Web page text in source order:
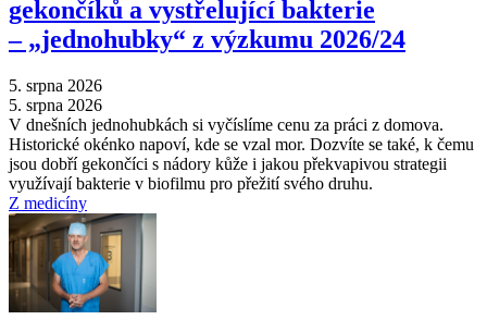
gekončíků a vystřelující bakterie
–⁠ „jednohubky“ z výzkumu 2026/24
5. srpna 2026
5. srpna 2026
V dnešních jednohubkách si vyčíslíme cenu za práci z domova.
Historické okénko napoví, kde se vzal mor. Dozvíte se také, k čemu
jsou dobří gekončíci s nádory kůže i jakou překvapivou strategii
využívají bakterie v biofilmu pro přežití svého druhu.
Z medicíny